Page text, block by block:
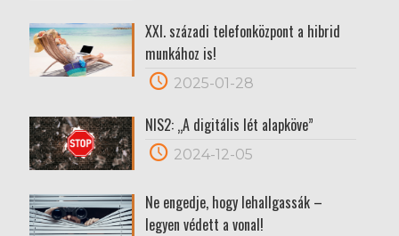
XXI. századi telefonközpont a hibrid
munkához is!
2025-01-28
NIS2: „A digitális lét alapköve”
2024-12-05
Ne engedje, hogy lehallgassák –
legyen védett a vonal!